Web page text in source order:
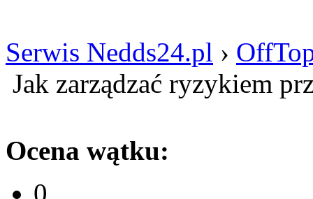
Serwis Nedds24.pl ›
Jak zarządzać ryzykiem
Ocena wątku:
0